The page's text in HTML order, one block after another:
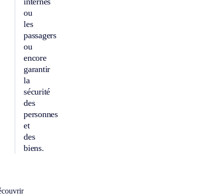
ou
les
passagers
ou
encore
garantir
la
sécurité
des
personnes
et
des
biens.